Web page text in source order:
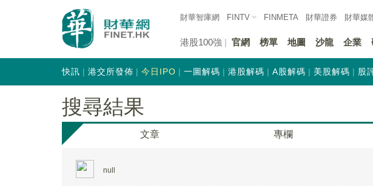
財華智庫網 FINTV FINMETA 財華證券 財華媒
港股100強 官網 榜單 地圖 沙龍 企業
快訊 港交所發佈 今日IPO 一圖解碼 港股解碼 A股解碼 美股解碼 股
搜尋結果
文章 專欄
null